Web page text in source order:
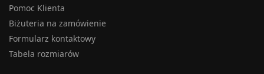
Pomoc Klienta
Biżuteria na zamówienie
Formularz kontaktowy
Tabela rozmiarów